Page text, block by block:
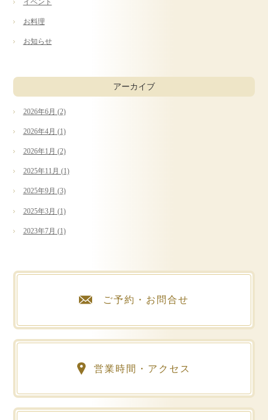
イベント
お料理
お知らせ
アーカイブ
2026年6月 (2)
2026年4月 (1)
2026年1月 (2)
2025年11月 (1)
2025年9月 (3)
2025年3月 (1)
2023年7月 (1)
ご予約・お問合せ
営業時間・アクセス